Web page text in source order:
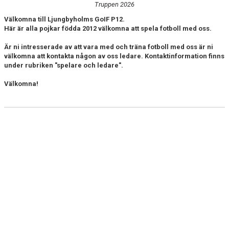
Truppen 2026
Välkomna till Ljungbyholms GoIF P12.
Här är alla pojkar födda 2012 välkomna att spela fotboll med oss.
Är ni intresserade av att vara med och träna fotboll med oss är ni
välkomna att kontakta någon av oss ledare. Kontaktinformation finns
under rubriken "spelare och ledare".
Välkomna!